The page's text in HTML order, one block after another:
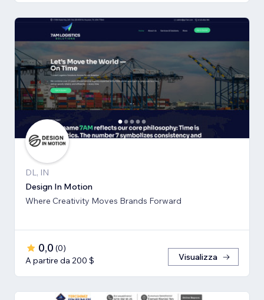
DL, IN
Design In Motion
Where Creativity Moves Brands Forward
0,0 (0)
A partire da 200 $
Visualizza